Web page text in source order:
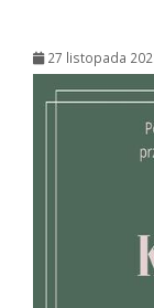
27 listopada